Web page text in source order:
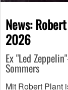
News:
2026
Ex "Led
Sommers
Mit Robert Plant